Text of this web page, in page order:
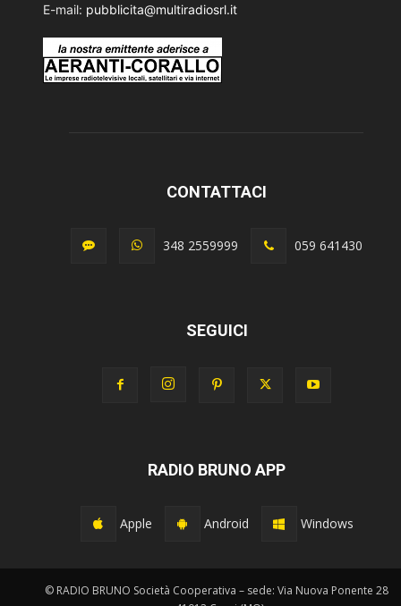
E-mail: pubblicita@multiradiosrl.it
CONTATTACI
348 2559999 059 641430
SEGUICI
RADIO BRUNO APP
Apple Android Windows
© RADIO BRUNO Società Cooperativa – sede: Via Nuova Ponente 28